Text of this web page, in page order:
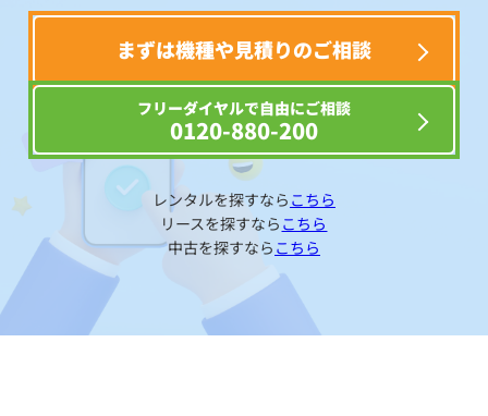
まずは機種や見積りのご相談
フリーダイヤルで自由にご相談
0120-880-200
レンタルを探すなら こちら
リースを探すなら こちら
中古を探すなら こちら